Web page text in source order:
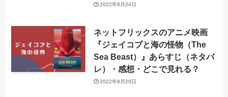
2022年8月24日
ネットフリックスのアニメ映画
『ジェイコブと海の怪物（The
Sea Beast）』あらすじ（ネタバ
レ）・感想・どこで見れる？
2022年8月20日